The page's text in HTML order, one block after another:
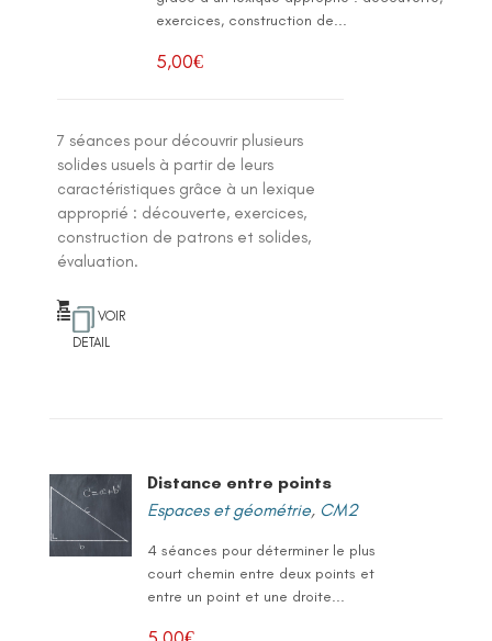
exercices, construction de...
5,00€
7 séances pour découvrir plusieurs
solides usuels à partir de leurs
caractéristiques grâce à un lexique
approprié : découverte, exercices,
construction de patrons et solides,
évaluation.
VOIR
DETAIL
Distance entre points
Espaces et géométrie, CM2
4 séances pour déterminer le plus
court chemin entre deux points et
entre un point et une droite...